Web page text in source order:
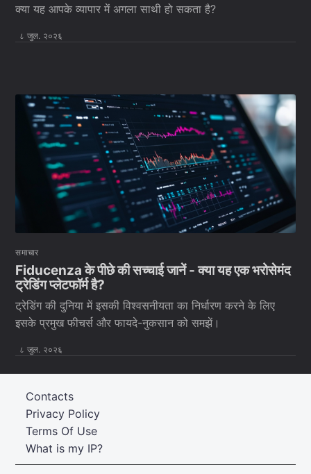
क्या यह आपके व्यापार में अगला साथी हो सकता है?
८ जुल. २०२६
समाचार
Fiducenza के पीछे की सच्चाई जानें - क्या यह एक भरोसेमंद
ट्रेडिंग प्लेटफॉर्म है?
ट्रेडिंग की दुनिया में इसकी विश्वसनीयता का निर्धारण करने के लिए
इसके प्रमुख फीचर्स और फायदे-नुकसान को समझें।
८ जुल. २०२६
What is my IP?
Terms Of Use
Privacy Policy
Contacts